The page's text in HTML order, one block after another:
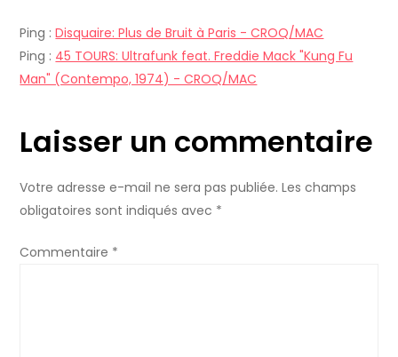
i
o
n
d
e
l
Ping :Disquaire: Plus de Bruit à Paris - CROQ/MAC
Ping : 45 TOURS: Ultrafunk feat. Freddie Mack "Kung Fu
Man" (Contempo, 1974) - CROQ/MAC
Laisser un commentaire
Votre adresse e-mail ne sera pas publiée. Les champs
obligatoires sont indiqués avec *
Commentaire *